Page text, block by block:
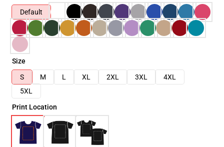
Default
Size
S
M L XL 2XL 3XL
4XL
5XL
Print Location